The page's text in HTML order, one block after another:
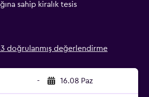
sahip kiralık tesis
doğrulanmış değerlendirme
- 16.08 Paz